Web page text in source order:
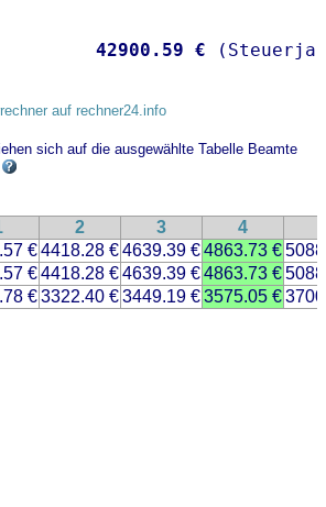
42900.59 €
auf rechner24.info
sich auf die ausgewählte Tabelle Beamte
2 3 4
€4418.28 €4639.39 €4863.73 €
€4418.28 €4639.39 €4863.73 €
€3322.40 €3449.19 €3575.05 €